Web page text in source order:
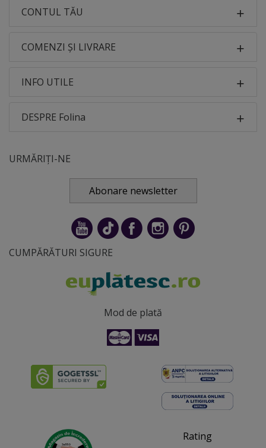
CONTUL TĂU
COMENZI ȘI LIVRARE
INFO UTILE
DESPRE Folina
URMĂRIȚI-NE
Abonare newsletter
CUMPĂRĂTURI SIGURE
Mod de plată
Rating